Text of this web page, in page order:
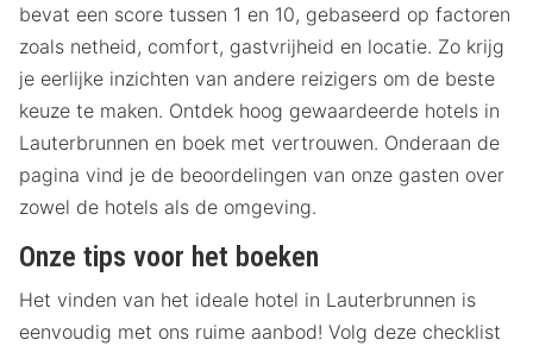
bevat een score tussen 1 en 10, gebaseerd op factoren
zoals netheid, comfort, gastvrijheid en locatie. Zo krijg
je eerlijke inzichten van andere reizigers om de beste
keuze te maken. Ontdek hoog gewaardeerde hotels in
Lauterbrunnen en boek met vertrouwen. Onderaan de
pagina vind je de beoordelingen van onze gasten over
zowel de hotels als de omgeving.
Onze tips voor het boeken
Het vinden van het ideale hotel in Lauterbrunnen is
eenvoudig met ons ruime aanbod! Volg deze checklist